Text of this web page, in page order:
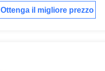
Ottenga il migliore prezzo